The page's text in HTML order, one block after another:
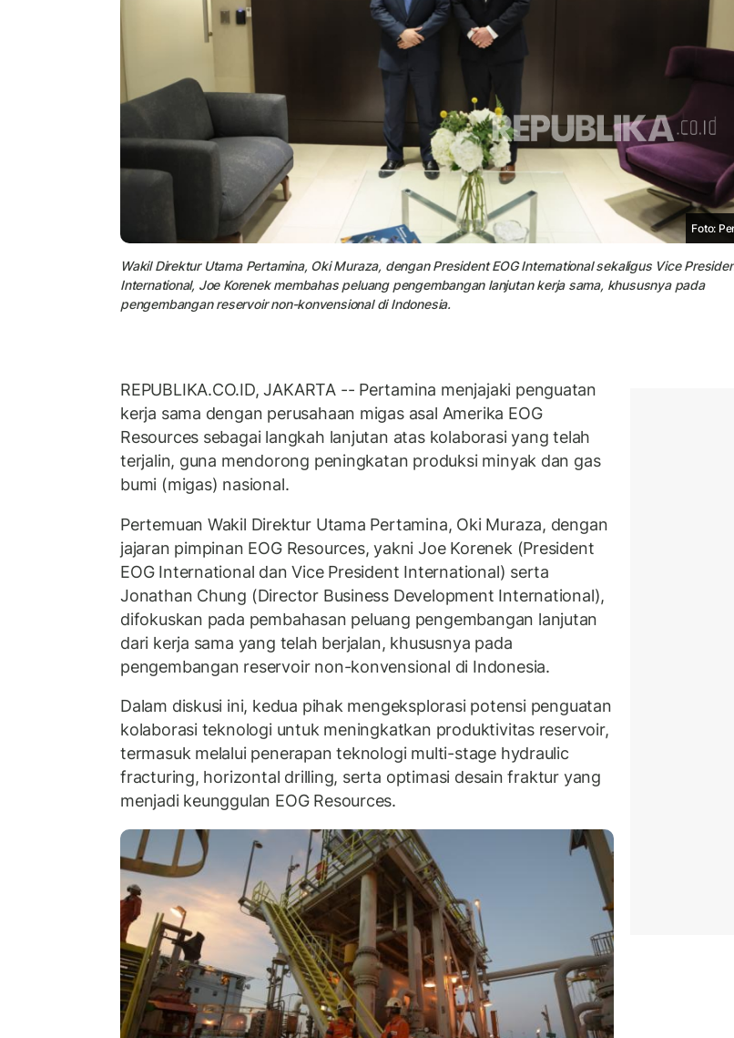
Foto:
Wakil Direktur Utama Pertamina, Oki Muraza, dengan President EOG International sekaligus Vice
International, Joe Korenek membahas peluang pengembangan lanjutan kerja sama, khususnya pada
pengembangan reservoir non-konvensional di Indonesia.
REPUBLIKA.CO.ID, JAKARTA -- Pertamina menjajaki penguatan
kerja sama dengan perusahaan migas asal Amerika EOG
Resources sebagai langkah lanjutan atas kolaborasi yang telah
terjalin, guna mendorong peningkatan produksi minyak dan gas
bumi (migas) nasional.
Pertemuan Wakil Direktur Utama Pertamina, Oki Muraza, dengan
jajaran pimpinan EOG Resources, yakni Joe Korenek (President
EOG International dan Vice President International) serta
Jonathan Chung (Director Business Development International),
difokuskan pada pembahasan peluang pengembangan lanjutan
dari kerja sama yang telah berjalan, khususnya pada
pengembangan reservoir non-konvensional di Indonesia.
Dalam diskusi ini, kedua pihak mengeksplorasi potensi penguatan
kolaborasi teknologi untuk meningkatkan produktivitas reservoir,
termasuk melalui penerapan teknologi multi-stage hydraulic
fracturing, horizontal drilling, serta optimasi desain fraktur yang
menjadi keunggulan EOG Resources.